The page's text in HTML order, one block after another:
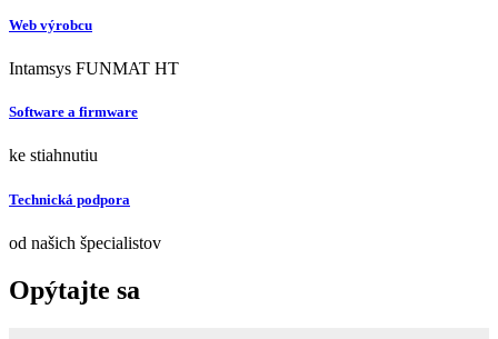
Web výrobcu
Intamsys FUNMAT HT
Software a firmware
ke stiahnutiu
Technická podpora
od našich špecialistov
Opýtajte sa